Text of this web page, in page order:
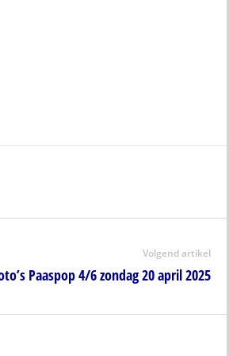
Volgend artikel
Paaspop 4/6 zondag 20 april 2025